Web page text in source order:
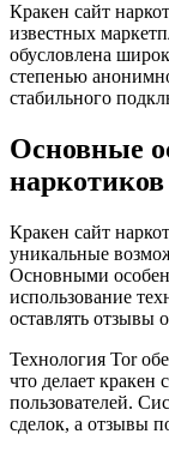
Кракен сайт
известных
обусловлена
степенью
стабильного
Основные
наркотиков
Кракен сайт
уникальные
Основными
использование
оставлять отзывы
Технология Tor
что делает кракен
пользователей.
сделок, а отзывы